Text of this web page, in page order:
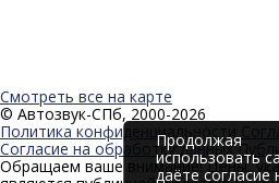
Смотреть все на карте
© Автозвук-СПб, 2000-2026
Политика конфиденциальности
Согласие на обработку данных
Обращаем ваше внимание! Цены,
Продолжая
использовать
даёте согласие